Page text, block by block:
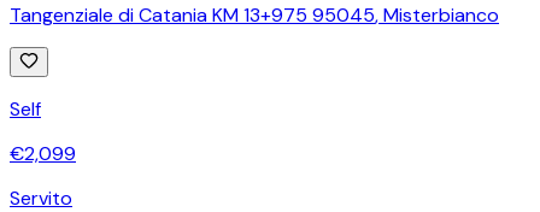
Tangenziale di Catania KM 13+975 95045,Misterbianco
Self
€2,099
Servito